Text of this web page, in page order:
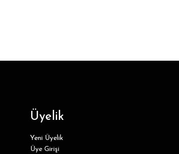
Üyelik
Yeni Üyelik
Üye Girişi